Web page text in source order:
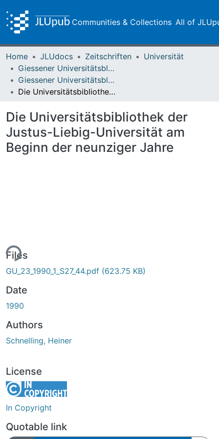
Communities & Collections All of
Home JLUdocs Zeitschriften
Universität
Giessener Universitätsblätter
Giessener Universitätsblätter 23 (1990) Heft 1
Die Universitätsbibliothek der Justus-Liebig-Universität am Beginn der neunziger Jahre
Die Universitätsbibliothek der
Justus-Liebig-Universität am
Beginn der neunziger Jahre
Files
GU_23_1990_1_S27_44.pdf (623.75 KB)
Date
1990
Authors
Schnelling, Heiner
License
In Copyright
Quotable link